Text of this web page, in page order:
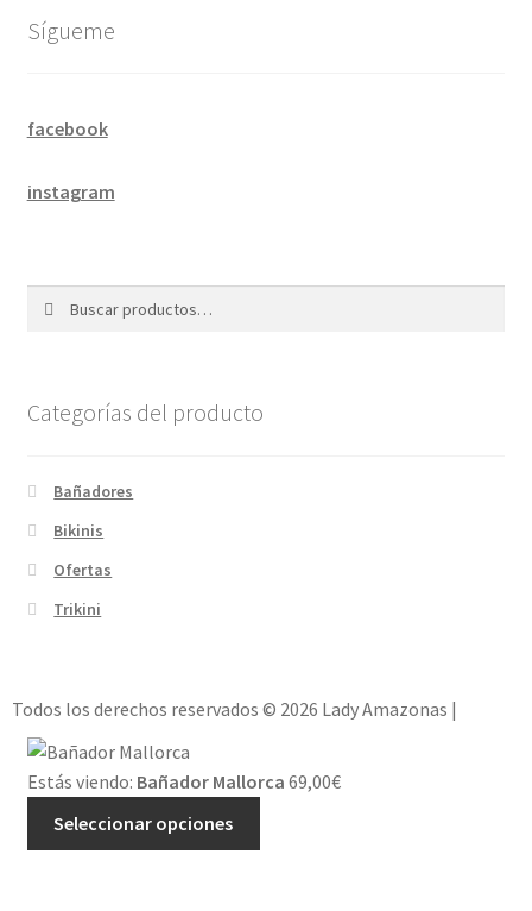
Sígueme
facebook
instagram
Categorías del producto
Bañadores
Bikinis
Ofertas
Trikini
Todos los derechos reservados © 2026 Lady Amazonas |
Estás viendo: Bañador Mallorca 69,00€
Seleccionar opciones